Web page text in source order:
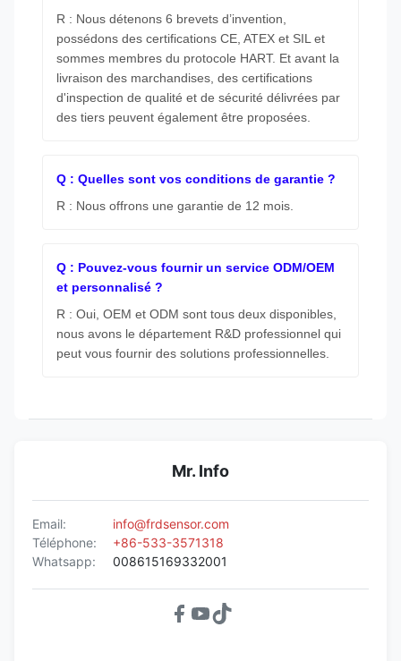
R : Nous détenons 6 brevets d’invention,
possédons des certifications CE, ATEX et SIL et
sommes membres du protocole HART. Et avant la
livraison des marchandises, des certifications
d'inspection de qualité et de sécurité délivrées par
des tiers peuvent également être proposées.
Q : Quelles sont vos conditions de garantie ?
R : Nous offrons une garantie de 12 mois.
Q : Pouvez-vous fournir un service ODM/OEM
et personnalisé ?
R : Oui, OEM et ODM sont tous deux disponibles,
nous avons le département R&D professionnel qui
peut vous fournir des solutions professionnelles.
Mr. Info
Email:
info@frdsensor.com
Téléphone:
+86-533-3571318
Whatsapp:
008615169332001